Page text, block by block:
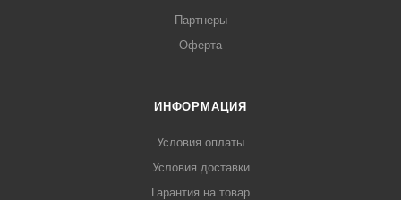
Партнеры
Оферта
ИНФОРМАЦИЯ
Условия оплаты
Условия доставки
Гарантия на товар